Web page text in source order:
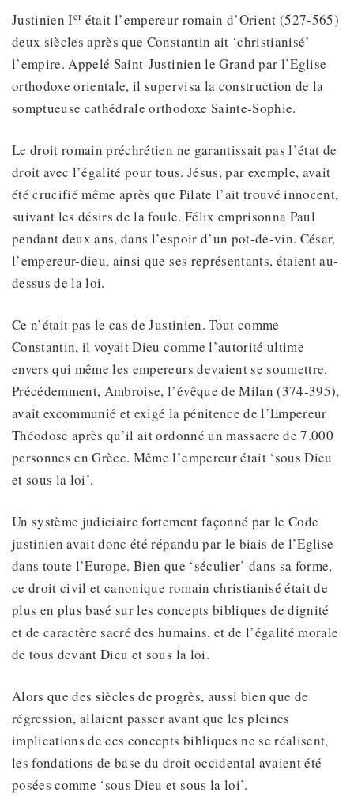
Justinien Ier était l’empereur romain d’Orient (527-565)
deux siècles après que Constantin ait ‘christianisé’
l’empire. Appelé Saint-Justinien le Grand par l’Eglise
orthodoxe orientale, il supervisa la construction de la
somptueuse cathédrale orthodoxe Sainte-Sophie.
Le droit romain préchrétien ne garantissait pas l’état de
droit avec l’égalité pour tous. Jésus, par exemple, avait
été crucifié même après que Pilate l’ait trouvé innocent,
suivant les désirs de la foule. Félix emprisonna Paul
pendant deux ans, dans l’espoir d’un pot-de-vin. César,
l’empereur-dieu, ainsi que ses représentants, étaient au-
dessus de la loi.
Ce n’était pas le cas de Justinien. Tout comme
Constantin, il voyait Dieu comme l’autorité ultime
envers qui même les empereurs devaient se soumettre.
Précédemment, Ambroise, l’évêque de Milan (374-395),
avait excommunié et exigé la pénitence de l’Empereur
Théodose après qu’il ait ordonné un massacre de 7.000
personnes en Grèce. Même l’empereur était ‘sous Dieu
et sous la loi’.
Un système judiciaire fortement façonné par le Code
justinien avait donc été répandu par le biais de l’Eglise
dans toute l’Europe. Bien que ‘séculier’ dans sa forme,
ce droit civil et canonique romain christianisé était de
plus en plus basé sur les concepts bibliques de dignité
et de caractère sacré des humains, et de l’égalité morale
de tous devant Dieu et sous la loi.
Alors que des siècles de progrès, aussi bien que de
régression, allaient passer avant que les pleines
implications de ces concepts bibliques ne se réalisent,
les fondations de base du droit occidental avaient été
posées comme ‘sous Dieu et sous la loi’.